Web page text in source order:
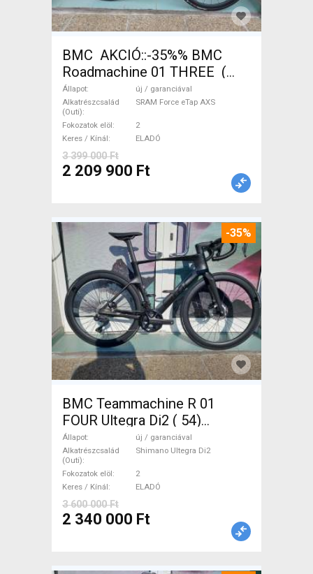
BMC AKCIÓ::-35%% BMC
Roadmachine 01 THREE (
54) Országúti SRAM Force
eTap AXS tárcsafék új /
garanciával ELADÓ
Állapot
új / garanciával
Alkatrészcsalád
(Outi)
SRAM Force eTap AXS
Fokozatok elöl
2
Keres / Kínál
ELADÓ
3 399 000 Ft
2 209 900 Ft
-35%
BMC Teammachine R 01
FOUR Ultegra Di2 ( 54)
Országúti Shimano Ultegra
Di2 tárcsafék új / garanciával
ELADÓ
Állapot
új / garanciával
Alkatrészcsalád
(Outi)
Shimano Ultegra Di2
Fokozatok elöl
2
Keres / Kínál
ELADÓ
3 600 000 Ft
2 340 000 Ft